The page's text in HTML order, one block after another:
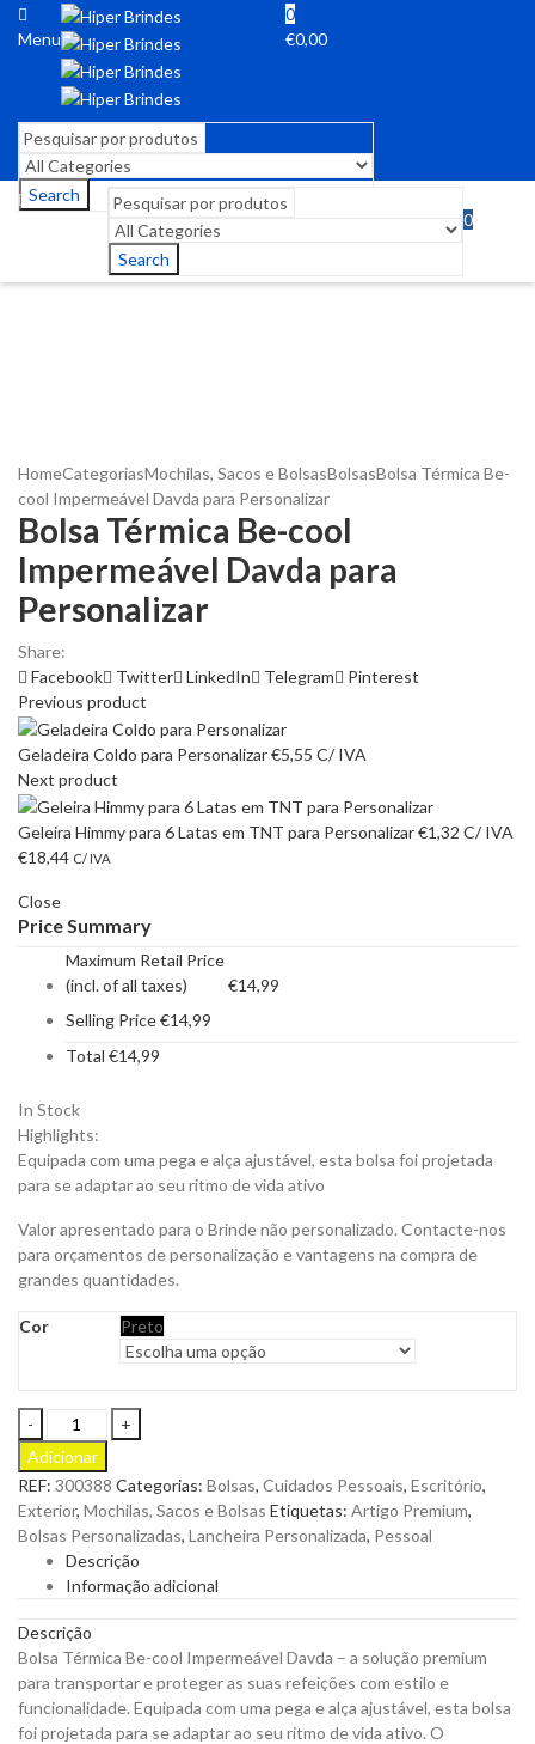
Menu
0
€0,00
Search
Search
0
HomeCategoriasMochilas, Sacos e BolsasBolsasBolsa Térmica Be-
cool Impermeável Davda para Personalizar
Bolsa Térmica Be-cool
Impermeável Davda para
Personalizar
Share:
Facebook
Twitter LinkedIn Telegram
Pinterest
Previous product
Geladeira Coldo para Personalizar€5,55 C/ IVA
Next product
Geleira Himmy para 6 Latas em TNT para Personalizar€1,32 C/ IVA
€18,44 C/ IVA
Close
Price Summary
Maximum Retail Price
(incl. of all taxes)
€14,99
Selling Price€14,99
Total €14,99
In Stock
Highlights:
Equipada com uma pega e alça ajustável, esta bolsa foi projetada
para se adaptar ao seu ritmo de vida ativo
Valor apresentado para o Brinde não personalizado. Contacte-nos
para orçamentos de personalização e vantagens na compra de
grandes quantidades.
Cor Preto
Bolsa
Térmica
Be-
cool
Impermeável
Davda
para
Personalizar
Adicionar
REF: 300388 Categorias: Bolsas, Cuidados Pessoais, Escritório,
Exterior, Mochilas, Sacos e Bolsas Etiquetas: Artigo Premium,
Bolsas Personalizadas, Lancheira Personalizada, Pessoal
Descrição
Informação adicional
Descrição
Bolsa Térmica Be-cool Impermeável Davda – a solução premium
para transportar e proteger as suas refeições com estilo e
funcionalidade. Equipada com uma pega e alça ajustável, esta bolsa
foi projetada para se adaptar ao seu ritmo de vida ativo. O